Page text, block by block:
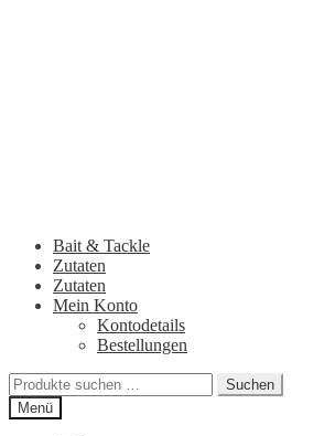
Bait & Tackle
Zutaten
Zutaten
Mein Konto
Kontodetails
Bestellungen
Suchen
nach:
Suchen
Menü